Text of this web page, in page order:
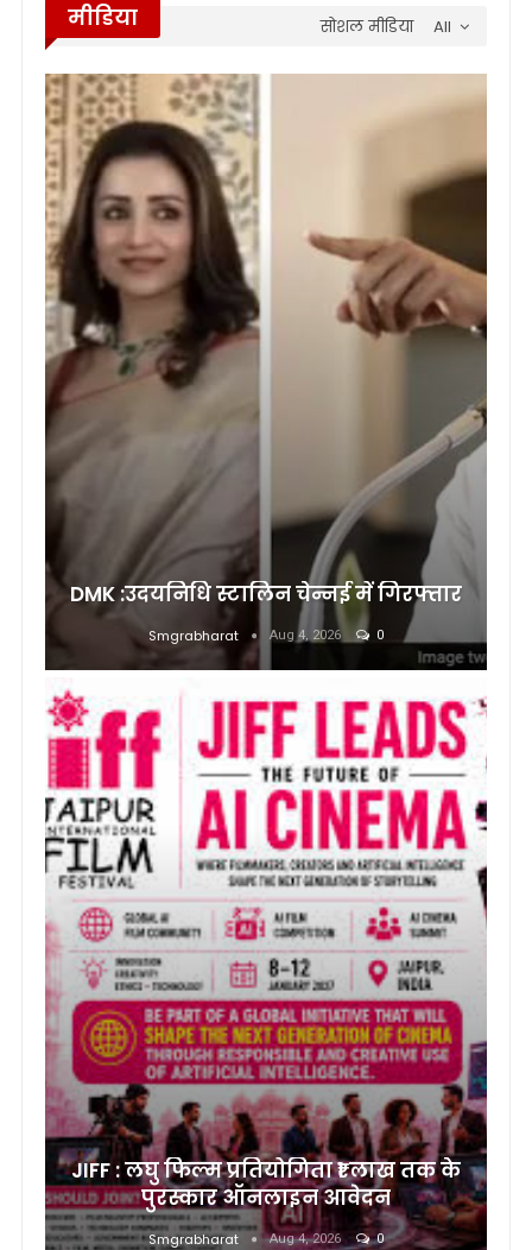
All
मीडिया सोशल मीडिया
DMK :उदयनिधि स्टालिन चेन्नई में गिरफ्तार
Smgrabharat Aug 4, 2026 0
JIFF : लघु फिल्म प्रतियोगिता ₹1 लाख तक के
पुरस्कार ऑनलाइन आवेदन
Smgrabharat Aug 4, 2026 0